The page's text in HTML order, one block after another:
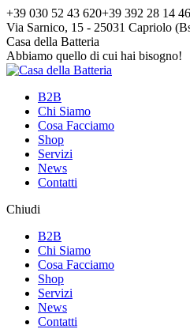
Vai
ai
contenuti
+39 030 52 43 620+39 392 28 14
Via Sarnico, 15 - 25031 Capriolo
Facebook
page
opens
new
window
Instagram
page
opens
new
window
X
page
opens
new
window
Casa della Batteria
Abbiamo quello di cui hai bisogno!
B2B
Chi Siamo
Cosa Facciamo
Shop
Servizi
News
Contatti
Chiudi
B2B
Chi Siamo
Cosa Facciamo
Shop
Servizi
News
Contatti